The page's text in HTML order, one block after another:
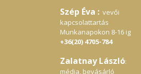
Szép Éva : vevői
kapcsolattartás
Munkanapokon 8-16 ig
+36(20) 4705-784
Zalatnay László:
média, bevásárló